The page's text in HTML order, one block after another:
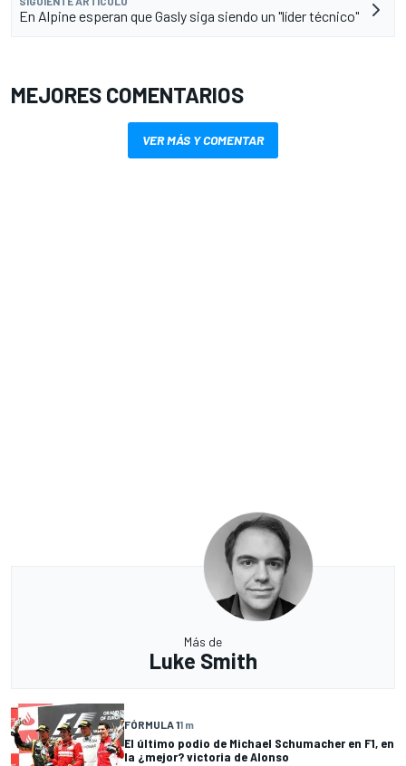
En Alpine esperan que Gasly siga siendo un "líder técnico"
MEJORES COMENTARIOS
VER MÁS Y COMENTAR
Más de
Luke Smith
FÓRMULA 11 m
El último podio de Michael Schumacher en F1, en
la ¿mejor? victoria de Alonso